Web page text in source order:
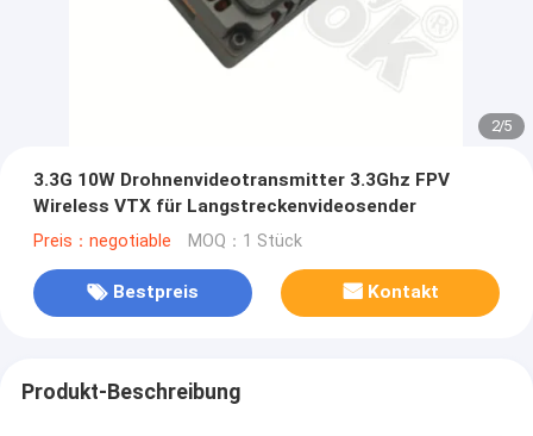
2/5
3.3G 10W Drohnenvideotransmitter 3.3Ghz FPV
Wireless VTX für Langstreckenvideosender
Preis：negotiable MOQ：1 Stück
Bestpreis Kontakt
Produkt-Beschreibung